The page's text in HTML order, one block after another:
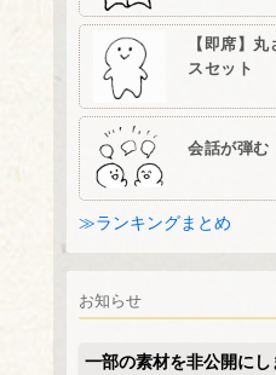
【即席】
スセット
会話が弾む
≫ランキングまとめ
お知らせ
一部の素材を非公開にし